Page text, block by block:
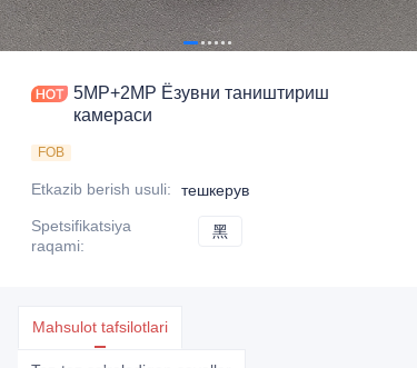
5MP+2MP Ёзувни таништириш
камераси
FOB
Etkazib berish usuli:
тешкерув
Spetsifikatsiya
raqami:
黑
Mahsulot tafsilotlari